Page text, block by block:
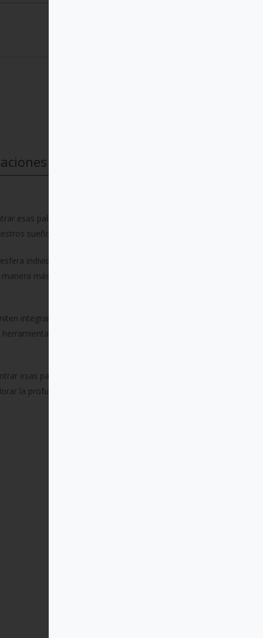
esas palabras que nos
sueños y heridas.
individual. Se trata de
más genuina con nuestro
integrar lo leído en nuestra
para el crecimiento
esas palabras que nos ofrecen
la profundidad en un mundo